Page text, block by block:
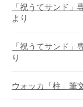
「祝うてサンド」
より
「祝うてサンド」
り
ウォッカ「柱」筆